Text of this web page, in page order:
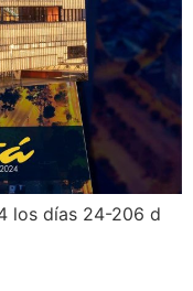
los días 24-206 d